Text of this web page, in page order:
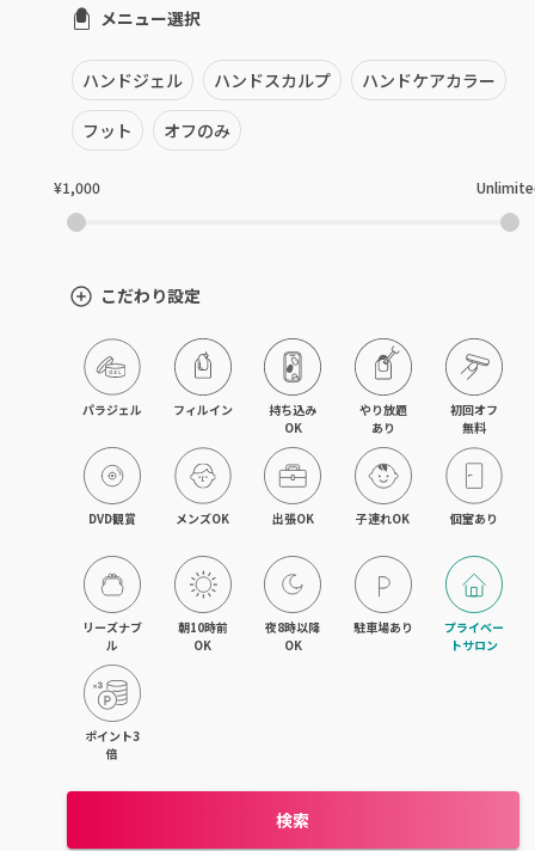
福島区・野田
淀屋橋・本町・肥後橋
天神橋・天満
東三国・十三・淀川区
京橋・都島区
鶴見区・城東区・旭区
東成区・生野区
住吉区・住之江区・西成区
平野区・東住吉区
大正・九条・弁天町
枚方・寝屋川・交野
メニュー選択
ハンドジェル ハンドスカルプ ハンドケアカラー
フット オフのみ
¥1,000
こだわり設定
パラジェル フィルイン
持ち込み
OK
やり放題
あり
初回オフ
無料
DVD観賞 メンズOK 出張OK 子連れOK 個室あり
リーズナブ
ル
朝10時前
OK
夜8時以降
OK
駐車場あり
プライベー
トサロン
ポイント3
倍
検索